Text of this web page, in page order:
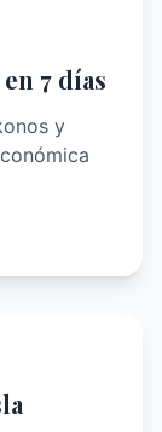
7 días
y